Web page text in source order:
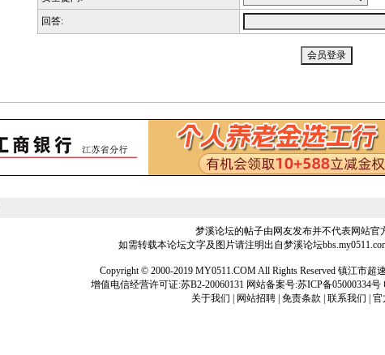
回答:
梦溪论坛的帖子由网友发布并不代表网站官
如需转载本论坛文字及图片请注明出自梦溪论坛
Copyright © 2000-2019 MY0511.COM All Rights Reserved 镇江市
增值电信经营许可证:苏B2-20060131 网站备案号:苏ICP备05000334号
关于我们
网站招聘 免责条款 联系我们 官